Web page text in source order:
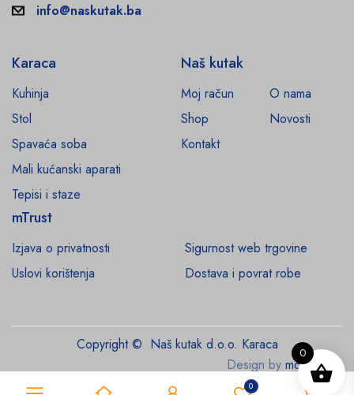
0 0
info@naskutak.ba
Karaca
Kuhinja
Stol
Spavaća soba
Mali kućanski aparati
Tepisi i staze
Naš kutak
Moj račun
O nama
Shop
Novosti
Kontakt
mTrust
Izjava o privatnosti
Sigurnost web trgovine
Uslovi korištenja
Dostava i povrat robe
Copyright © Naš kutak d.o.o. Karaca
Design by monroe.ba
0